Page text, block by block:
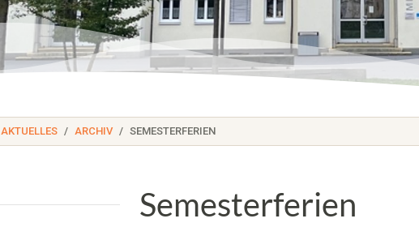
AKTUELLES ARCHIV SEMESTERFERIEN
Semesterferien